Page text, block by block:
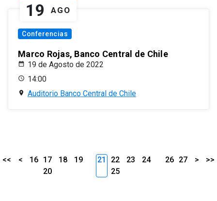
19 AGO
Conferencias
Marco Rojas, Banco Central de Chile
19 de Agosto de 2022
14:00
Auditorio Banco Central de Chile
<< < 16 17 18
19
20
21 22 23
24
25
26 27 > >>